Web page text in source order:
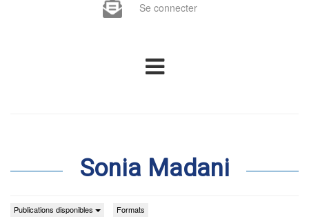
site
Se connecter
Sonia Madani
Publications disponibles Formats